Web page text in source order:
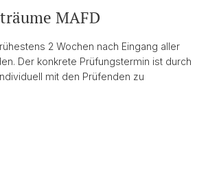
MAFD
2 Wochen nach Eingang aller
Der konkrete Prüfungstermin ist durch
mit den Prüfenden zu